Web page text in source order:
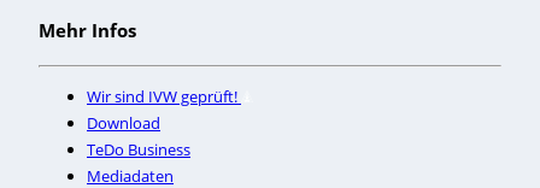
Mehr Infos
Wir sind IVW geprüft!
Download
TeDo Business
Mediadaten